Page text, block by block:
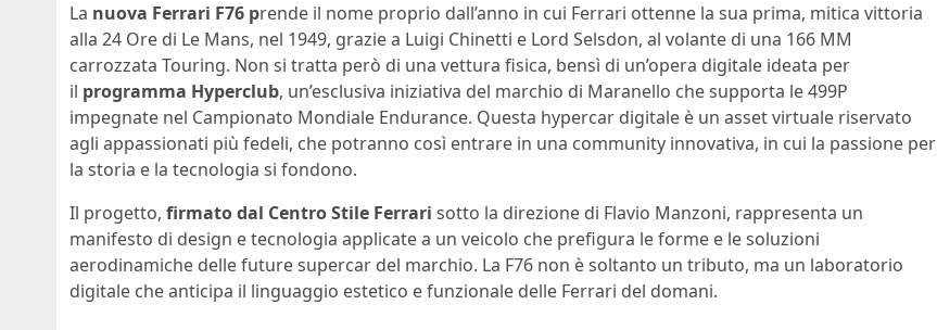
La nuova Ferrari F76 prende il nome proprio dall’anno in cui Ferrari ottenne la sua prima, mitica vittoria
alla 24 Ore di Le Mans, nel 1949, grazie a Luigi Chinetti e Lord Selsdon, al volante di una 166 MM
carrozzata Touring. Non si tratta però di una vettura fisica, bensì di un’opera digitale ideata per
il programma Hyperclub, un’esclusiva iniziativa del marchio di Maranello che supporta le 499P
impegnate nel Campionato Mondiale Endurance. Questa hypercar digitale è un asset virtuale riservato
agli appassionati più fedeli, che potranno così entrare in una community innovativa, in cui la passione per
la storia e la tecnologia si fondono.
Il progetto, firmato dal Centro Stile Ferrari sotto la direzione di Flavio Manzoni, rappresenta un
manifesto di design e tecnologia applicate a un veicolo che prefigura le forme e le soluzioni
aerodinamiche delle future supercar del marchio. La F76 non è soltanto un tributo, ma un laboratorio
digitale che anticipa il linguaggio estetico e funzionale delle Ferrari del domani.